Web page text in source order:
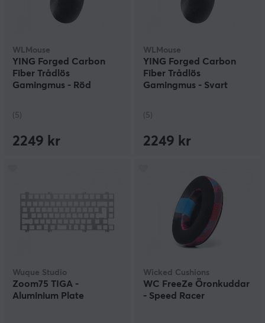
WLMouse
YING Forged Carbon
Fiber Trådlös
Gamingmus - Röd
(5)
2249 kr
WLMouse
YING Forged Carbon
Fiber Trådlös
Gamingmus - Svart
(5)
2249 kr
Wuque Studio
Zoom75 TIGA -
Aluminium Plate
Wicked Cushions
WC FreeZe Öronkuddar
- Speed Racer